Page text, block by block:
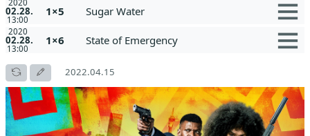
2020
02.28.
13:00
1×5 Sugar Water
2020
02.28.
13:00
1×6 State of Emergency
2022.04.15